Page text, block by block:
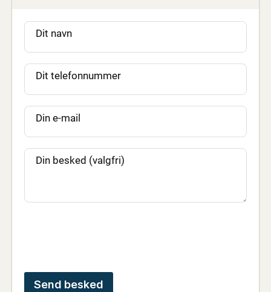
Dit navn
Dit telefonnummer
Din e-mail
Din besked (valgfri)